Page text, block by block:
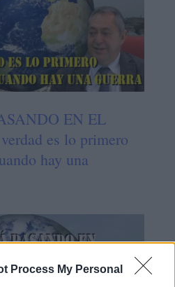
Process My Personal
EN EL
es lo primero
hay una